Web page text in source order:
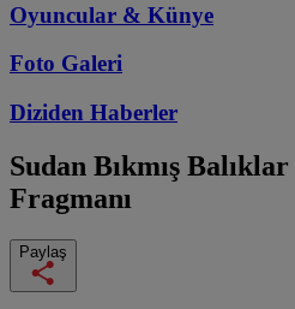
Oyuncular & Künye
Foto Galeri
Diziden Haberler
Sudan Bıkmış Balıklar
Fragmanı
Paylaş